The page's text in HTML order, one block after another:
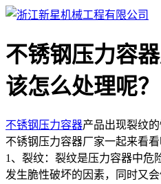
不锈钢压力容
该怎么处理呢？
不锈钢压力容器产品出现裂纹
不锈钢压力容器厂家一起来看看
1、裂纹：裂纹是压力容器中危
发生脆性破坏的因素，同时又